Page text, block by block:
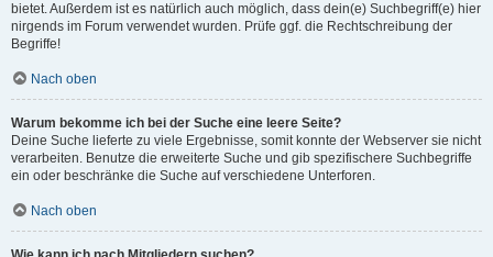
bietet. Außerdem ist es natürlich auch möglich, dass dein(e) Suchbegriff(e) hier
nirgends im Forum verwendet wurden. Prüfe ggf. die Rechtschreibung der
Begriffe!
Nach oben
Warum bekomme ich bei der Suche eine leere Seite?
Deine Suche lieferte zu viele Ergebnisse, somit konnte der Webserver sie nicht
verarbeiten. Benutze die erweiterte Suche und gib spezifischere Suchbegriffe
ein oder beschränke die Suche auf verschiedene Unterforen.
Nach oben